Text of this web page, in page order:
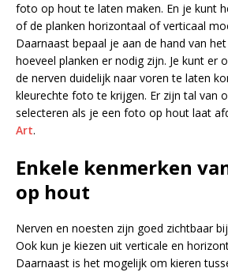
foto op hout te laten maken. En je kunt
of de planken horizontaal of verticaal
Daarnaast bepaal je aan de hand van
hoeveel planken er nodig zijn. Je kunt er
de nerven duidelijk naar voren te laten
kleurechte foto te krijgen. Er zijn tal van
selecteren als je een foto op hout laat
Art.
Enkele kenmerken
op hout
Nerven en noesten zijn goed zichtbaar
Ook kun je kiezen uit verticale en
Daarnaast is het mogelijk om kieren